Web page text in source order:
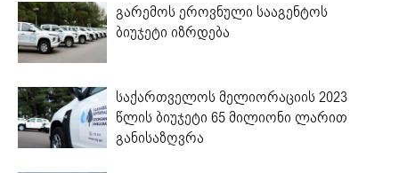
გარემოს ეროვნული სააგენტოს
ბიუჯეტი იზრდება
საქართველოს მელიორაციის 2023
წლის ბიუჯეტი 65 მილიონი ლარით
განისაზღვრა